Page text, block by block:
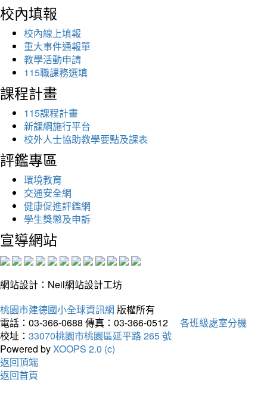
校內填報
校內線上填報
重大事件通報單
教學活動申請
115職課務選填
課程計畫
115課程計畫
新課綱施行平台
校外人士協助教學要點及課表
評鑑專區
環境教育
交通安全網
健康促進評鑑網
學生獎懲及申訴
宣導網站
網站設計：Neil網站設計工坊
桃園市建德國小全球資訊網 版權所有
電話：03-366-0688 傳真：03-366-0512
各班級處室分機
校址： 33070桃園市桃園區延平路 265 號
Powered byXOOPS 2.0 (c)
返回頂端
返回首頁